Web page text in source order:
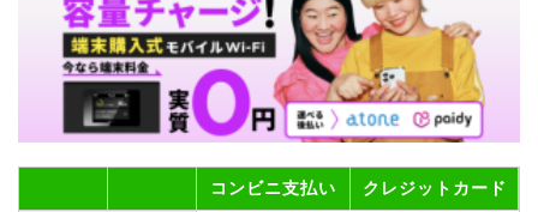
コンビニ支払い クレジットカード